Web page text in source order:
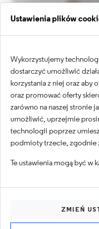
Wynagrodzenie:
14 300 - 16 200
Ustawienia plików
Wykorzystujemy
dostarczyć umożliwić
korzystania z niej oraz aby
oraz promować oferty
zarówno na naszej stronie
umożliwić, uprzejmie
technologii poprzez
podmioty trzecie, zgodnie
Te ustawienia mogą być w
ZMIEŃ